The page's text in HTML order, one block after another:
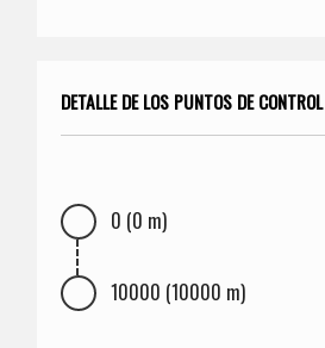
DETALLE DE LOS PUNTOS DE CONTROL
0 (0 m)
10000 (10000 m)